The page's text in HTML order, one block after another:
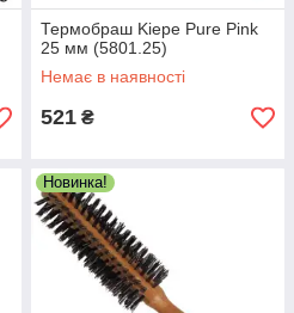
Термобраш Kiepe Pure Pink
25 мм (5801.25)
Немає в наявності
521 ₴
Новинка!